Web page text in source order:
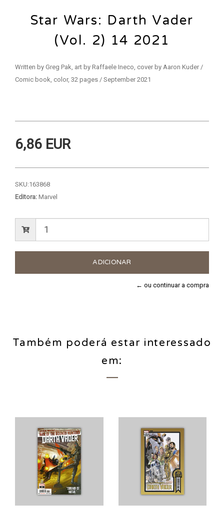
Star Wars: Darth Vader
(Vol. 2) 14 2021
Written by Greg Pak, art by Raffaele Ineco, cover by Aaron Kuder /
Comic book, color, 32 pages / September 2021
6,86 EUR
SKU:163868
Editora: Marvel
← ou continuar a compra
Também poderá estar interessado
em: